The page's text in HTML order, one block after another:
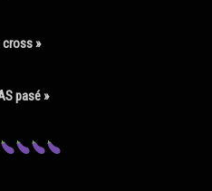
cross »
pasé »